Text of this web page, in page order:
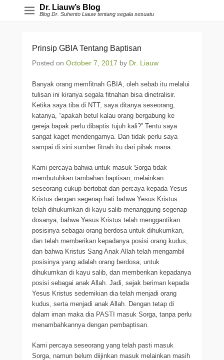
Dr. Liauw’s Blog
Blog Dr. Suhento Liauw tentang segala sesuatu
Prinsip GBIA Tentang Baptisan
Posted on October 7, 2017 by Dr. Liauw
Banyak orang memfitnah GBIA, oleh sebab itu melalui
tulisan ini kiranya segala fitnahan bisa dinetralisir.
Ketika saya tiba di NTT, saya ditanya seseorang,
katanya, “apakah betul kalau orang bergabung ke
gereja bapak perlu dibaptis tujuh kali?” Tentu saya
sangat kaget mendengarnya. Dan tidak perlu saya
sampai di sini sumber fitnah itu dari pihak mana.
Kami percaya bahwa untuk masuk Sorga tidak
membutuhkan tambahan baptisan, melainkan
seseorang cukup bertobat dan percaya kepada Yesus
Kristus dengan segenap hati bahwa Yesus Kristus
telah dihukumkan di kayu salib menanggung segenap
dosanya, bahwa Yesus Kristus telah menggantikan
posisinya sebagai orang berdosa untuk dihukumkan,
dan telah memberikan kepadanya posisi orang kudus,
dan bahwa Kristus Sang Anak Allah telah mengambil
posisinya yang adalah orang berdosa, untuk
dihukumkan di kayu salib, dan memberikan kepadanya
posisi sebagai anak Allah. Jadi, sejak beriman kepada
Yesus Kristus sedemikian dia telah menjadi orang
kudus, serta menjadi anak Allah. Dengan tetap di
dalam iman maka dia PASTI masuk Sorga, tanpa perlu
menambahkannya dengan pembaptisan.
Kami percaya seseorang yang telah pasti masuk
Sorga, namun belum diijinkan masuk melainkan masih